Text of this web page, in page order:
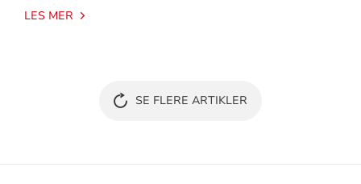
LES MER
SE FLERE ARTIKLER